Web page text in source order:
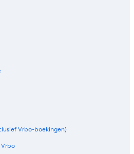
Vrbo-boekingen)